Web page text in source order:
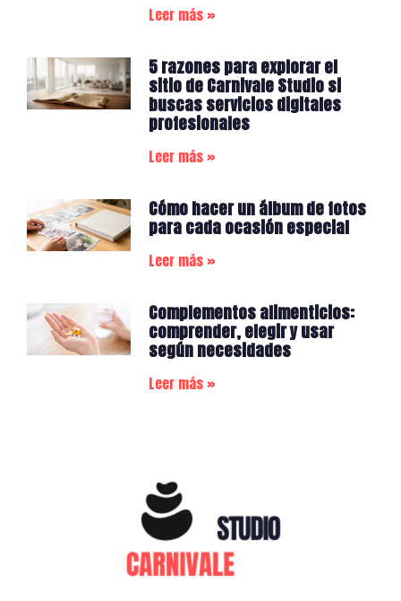
Leer más »
5 razones para explorar el
sitio de Carnivale Studio si
buscas servicios digitales
profesionales
Leer más »
Cómo hacer un álbum de fotos
para cada ocasión especial
Leer más »
Complementos alimenticios:
comprender, elegir y usar
según necesidades
Leer más »